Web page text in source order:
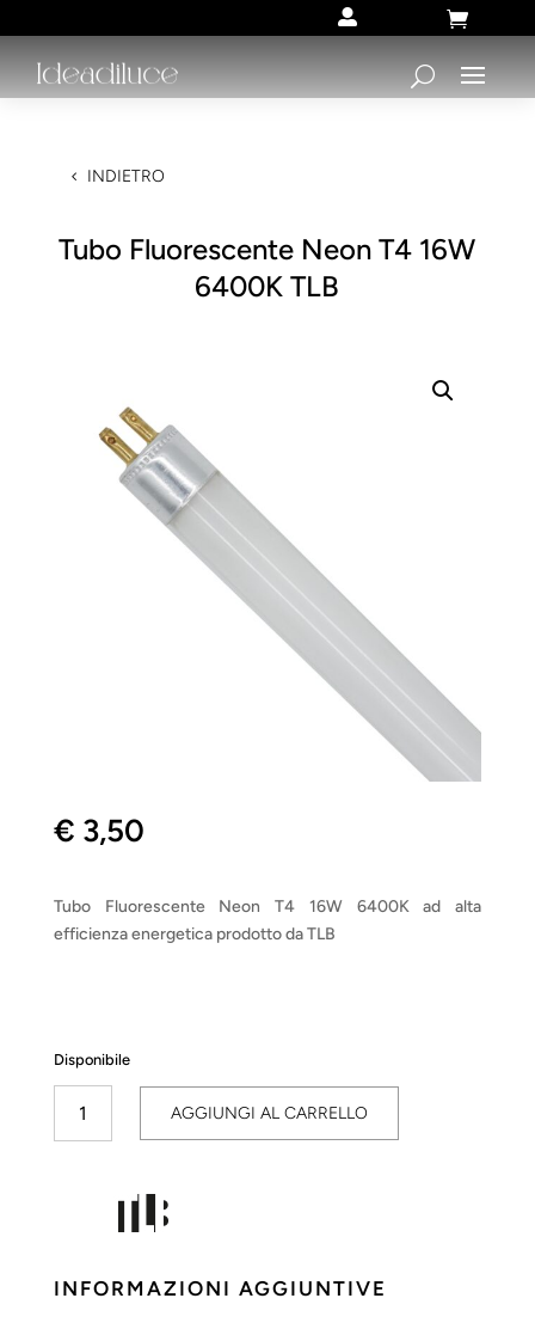
 
INDIETRO
Tubo Fluorescente Neon T4 16W
6400K TLB
€ 3,50
Tubo Fluorescente Neon T4 16W 6400K ad alta
efficienza energetica prodotto da TLB
Disponibile
Fluorescente
quantità
AGGIUNGI AL CARRELLO
INFORMAZIONI AGGIUNTIVE